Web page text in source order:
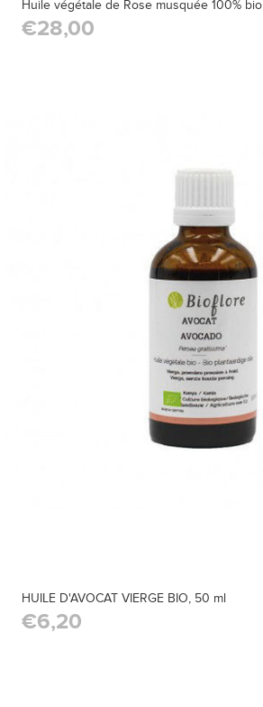
Huile végétale de Rose musquée 100% bio
€28,00
HUILE D'AVOCAT VIERGE BIO, 50 ml
€6,20